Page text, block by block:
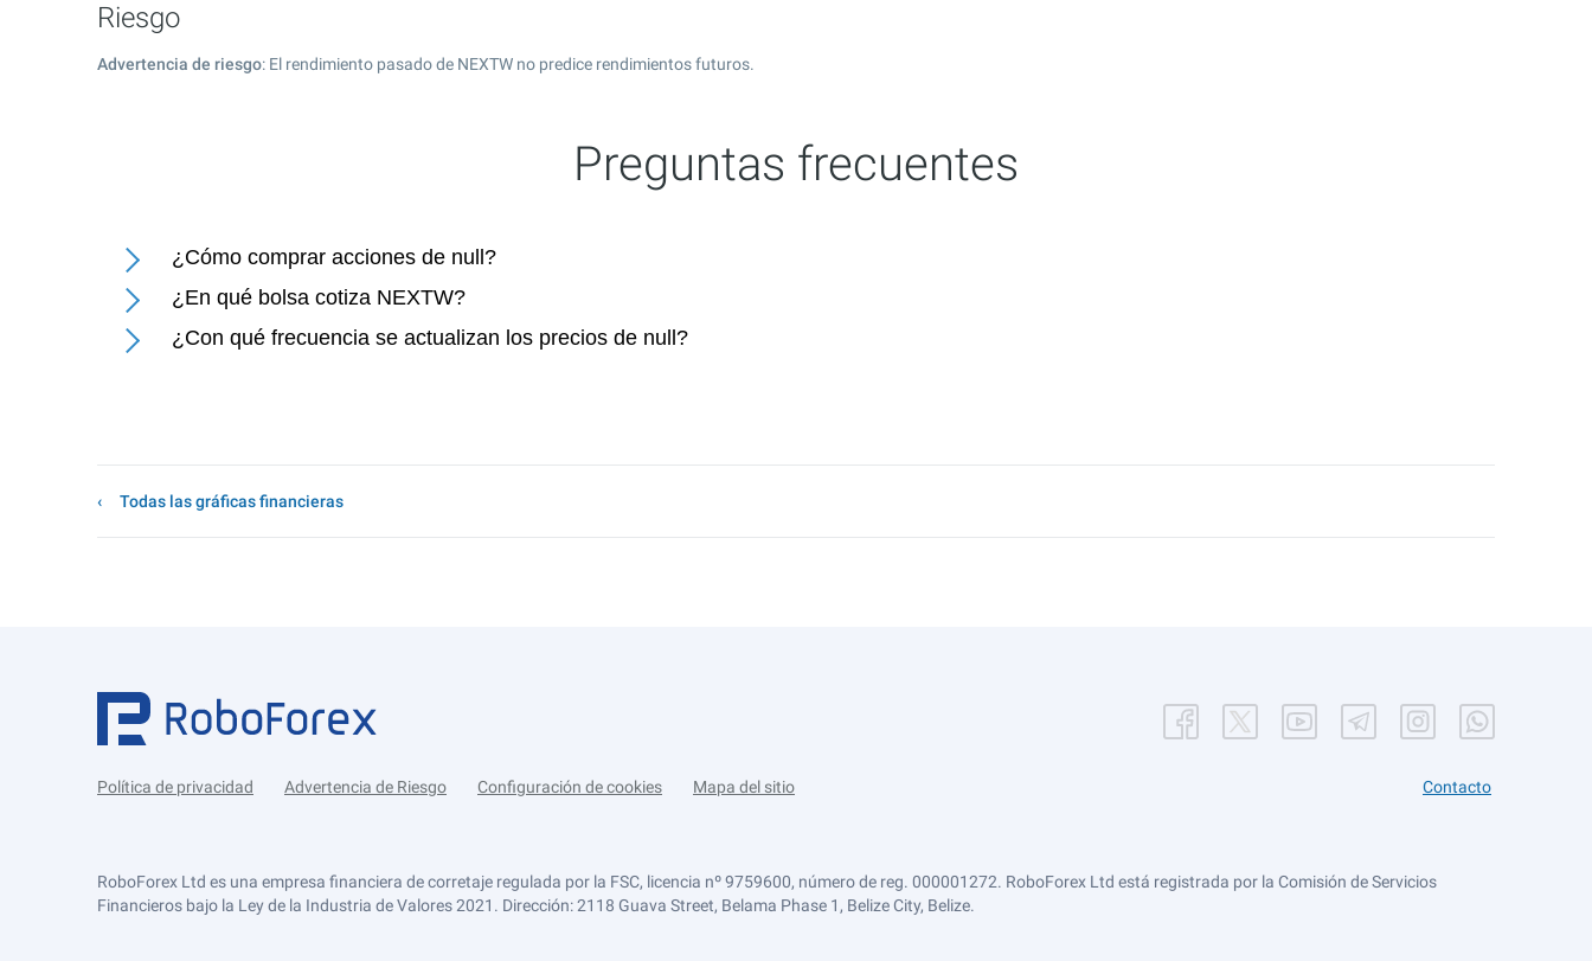
Riesgo
Advertencia de riesgo: El rendimiento pasado de NEXTW no predice rendimientos futuros.
Preguntas frecuentes
¿Cómo comprar acciones de null?
¿En qué bolsa cotiza NEXTW?
¿Con qué frecuencia se actualizan los precios de null?
Todas las gráficas financieras
Política de privacidad Advertencia de Riesgo Configuración de cookies Mapa del sitio Contacto
RoboForex Ltd es una empresa financiera de corretaje regulada por la FSC, licencia nº 9759600, número de reg. 000001272. RoboForex Ltd está registrada por la Comisión de Servicios
Financieros bajo la Ley de la Industria de Valores 2021. Dirección: 2118 Guava Street, Belama Phase 1, Belize City, Belize.